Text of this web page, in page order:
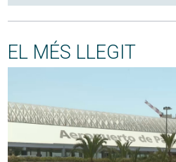
EL MÉS LLEGIT